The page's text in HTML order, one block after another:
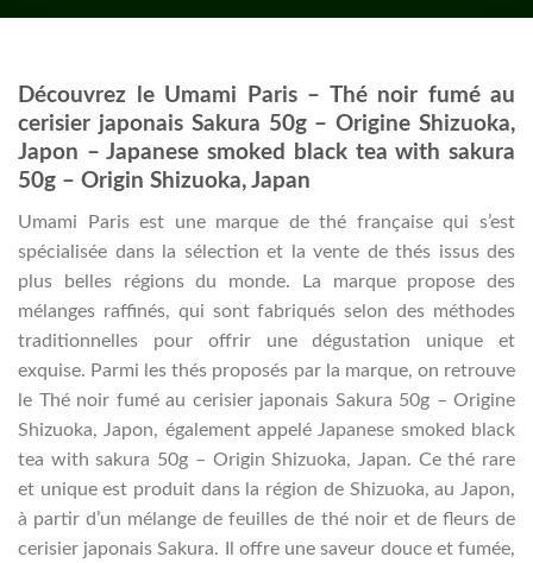
Découvrez le Umami Paris – Thé noir fumé au
cerisier japonais Sakura 50g – Origine Shizuoka,
Japon – Japanese smoked black tea with sakura
50g – Origin Shizuoka, Japan
Umami Paris est une marque de thé française qui s’est
spécialisée dans la sélection et la vente de thés issus des
plus belles régions du monde. La marque propose des
mélanges raffinés, qui sont fabriqués selon des méthodes
traditionnelles pour offrir une dégustation unique et
exquise. Parmi les thés proposés par la marque, on retrouve
le Thé noir fumé au cerisier japonais Sakura 50g – Origine
Shizuoka, Japon, également appelé Japanese smoked black
tea with sakura 50g – Origin Shizuoka, Japan. Ce thé rare
et unique est produit dans la région de Shizuoka, au Japon,
à partir d’un mélange de feuilles de thé noir et de fleurs de
cerisier japonais Sakura. Il offre une saveur douce et fumée,